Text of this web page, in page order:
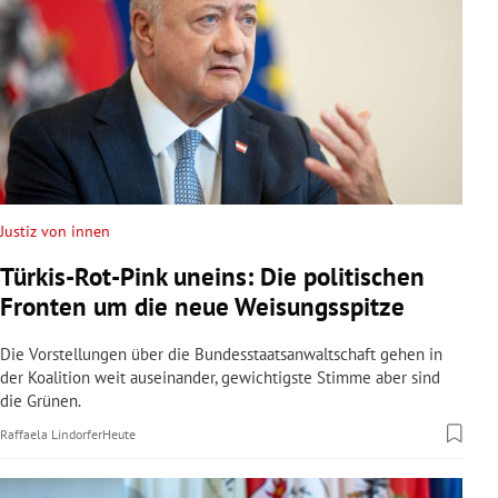
Justiz von innen
Türkis-Rot-Pink uneins: Die politischen
Fronten um die neue Weisungsspitze
Die Vorstellungen über die Bundesstaatsanwaltschaft gehen in
der Koalition weit auseinander, gewichtigste Stimme aber sind
die Grünen.
Raffaela LindorferHeute